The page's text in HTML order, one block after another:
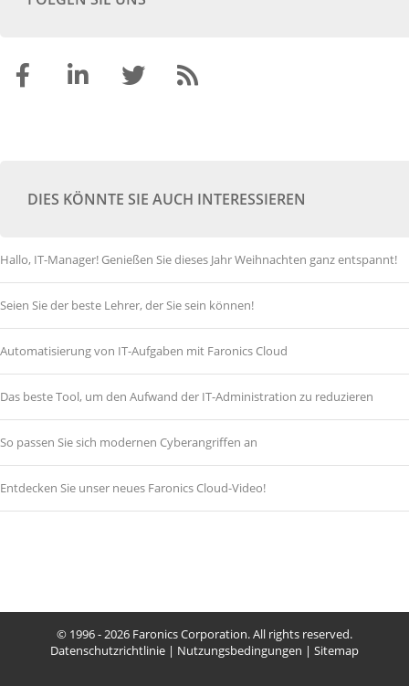
DIES KÖNNTE SIE AUCH INTERESSIEREN
Hallo, IT-Manager! Genießen Sie dieses Jahr Weihnachten ganz entspannt!
Seien Sie der beste Lehrer, der Sie sein können!
Automatisierung von IT-Aufgaben mit Faronics Cloud
Das beste Tool, um den Aufwand der IT-Administration zu reduzieren
So passen Sie sich modernen Cyberangriffen an
Entdecken Sie unser neues Faronics Cloud-Video!
© 1996 - 2026 Faronics Corporation. All rights reserved.
Datenschutzrichtlinie | Nutzungsbedingungen | Sitemap